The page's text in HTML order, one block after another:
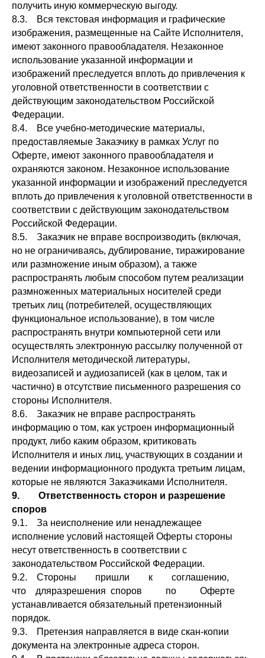
получить иную коммерческую выгоду.
8.3. Вся текстовая информация и графические
изображения, размещенные на Сайте Исполнителя,
имеют законного правообладателя. Незаконное
использование указанной информации и
изображений преследуется вплоть до привлечения к
уголовной ответственности в соответствии с
действующим законодательством Российской
Федерации.
8.4. Все учебно-методические материалы,
предоставляемые Заказчику в рамках Услуг по
Оферте, имеют законного правообладателя и
охраняются законом. Незаконное использование
указанной информации и изображений преследуется
вплоть до привлечения к уголовной ответственности в
соответствии с действующим законодательством
Российской Федерации.
8.5. Заказчик не вправе воспроизводить (включая,
но не ограничиваясь, дублирование, тиражирование
или размножение иным образом), а также
распространять любым способом путем реализации
размноженных материальных носителей среди
третьих лиц (потребителей, осуществляющих
функциональное использование), в том числе
распространять внутри компьютерной сети или
осуществлять электронную рассылку полученной от
Исполнителя методической литературы,
видеозаписей и аудиозаписей (как в целом, так и
частично) в отсутствие письменного разрешения со
стороны Исполнителя.
8.6. Заказчик не вправе распространять
информацию о том, как устроен информационный
продукт, либо каким образом, критиковать
Исполнителя и иных лиц, участвующих в создании и
ведении информационного продукта третьим лицам,
которые не являются Заказчиками Исполнителя.
9. Ответственность сторон и разрешение
споров
9.1. За неисполнение или ненадлежащее
исполнение условий настоящей Оферты стороны
несут ответственность в соответствии с
законодательством Российской Федерации.
9.2. Стороны пришли к соглашению,
что дляразрешения споров по Оферте
устанавливается обязательный претензионный
порядок.
9.3. Претензия направляется в виде скан-копии
документа на электронные адреса сторон.